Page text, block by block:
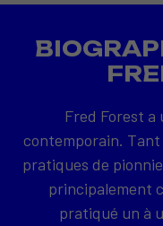
Fred Forest a
contemporain.
pratiques de
principalement
pratiqué un à